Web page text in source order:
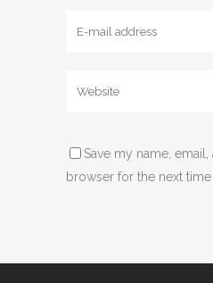
Save my name,
browser for the next